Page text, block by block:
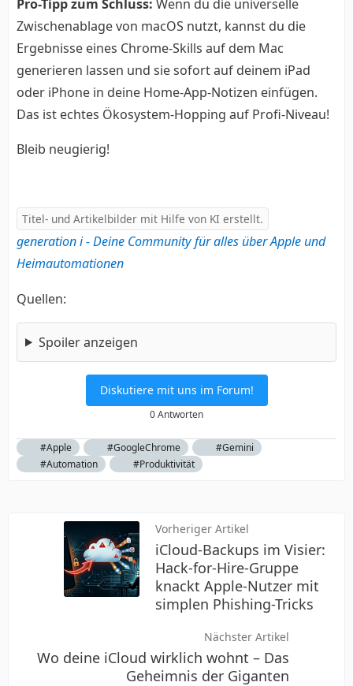
Pro-Tipp zum Schluss: Wenn du die universelle
Zwischenablage von macOS nutzt, kannst du die
Ergebnisse eines Chrome-Skills auf dem Mac
generieren lassen und sie sofort auf deinem iPad
oder iPhone in deine Home-App-Notizen einfügen.
Das ist echtes Ökosystem-Hopping auf Profi-Niveau!
Bleib neugierig!
Titel- und Artikelbilder mit Hilfe von KI erstellt.
generation i - Deine Community für alles über Apple und
Heimautomationen
Quellen:
Spoiler anzeigen
Diskutiere mit uns im Forum!
0 Antworten
#Apple #GoogleChrome
#Gemini
#Automation
#Produktivität
Vorheriger Artikel
iCloud-Backups im Visier:
Hack-for-Hire-Gruppe
knackt Apple-Nutzer mit
simplen Phishing-Tricks
Nächster Artikel
Wo deine iCloud wirklich wohnt – Das
Geheimnis der Giganten